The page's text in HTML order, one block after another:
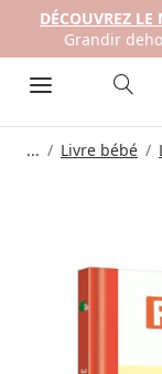
DÉCOUVREZ
Grandir
... Livre bébé